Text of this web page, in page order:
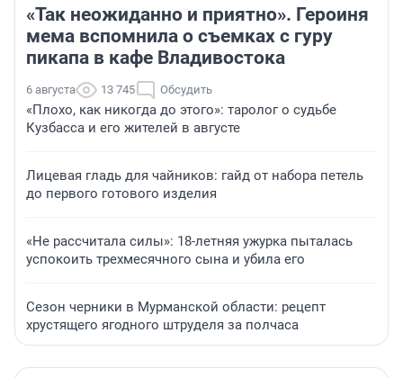
«Так неожиданно и приятно». Героиня
мема вспомнила о съемках с гуру
пикапа в кафе Владивостока
6 августа 13 745 Обсудить
«Плохо, как никогда до этого»: таролог о судьбе
Кузбасса и его жителей в августе
Лицевая гладь для чайников: гайд от набора петель
до первого готового изделия
«Не рассчитала силы»: 18-летняя ужурка пыталась
успокоить трехмесячного сына и убила его
Сезон черники в Мурманской области: рецепт
хрустящего ягодного штруделя за полчаса